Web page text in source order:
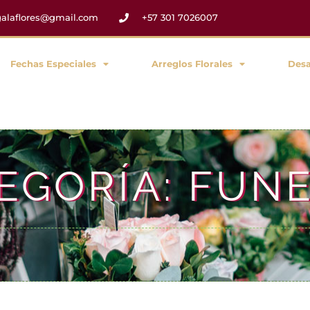
+57 301 7026007
Fechas Especiales Arreglos Florales